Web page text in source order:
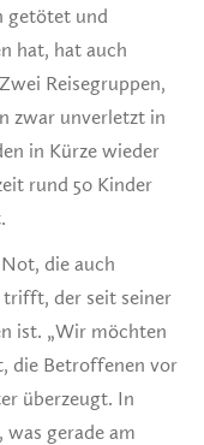
getötet und
hat, hat auch
Reisegruppen,
zwar unverletzt in
in Kürze wieder
rund 50 Kinder
die auch
der seit seiner
ist. „Wir möchten
die Betroffenen vor
überzeugt. In
gerade am